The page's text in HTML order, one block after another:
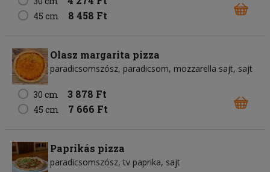
45 cm 8 458 Ft
Olasz margarita pizza
paradicsomszósz paradicsom mozzarella sajt sajt
30 cm 3 878 Ft
45 cm 7 666 Ft
Paprikás pizza
paradicsomszósz tv paprika sajt